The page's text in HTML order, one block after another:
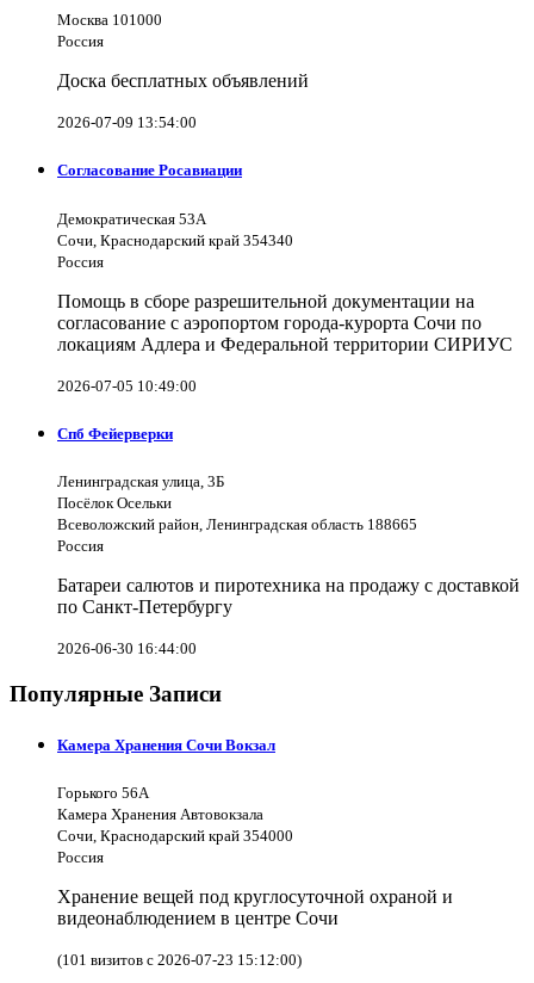
Москва 101000
Россия
Доска бесплатных объявлений
2026-07-09 13:54:00
Согласование Росавиации
Демократическая 53А
Сочи, Краснодарский край 354340
Россия
Помощь в сборе разрешительной документации на
согласование с аэропортом города-курорта Сочи по
локациям Адлера и Федеральной территории СИРИУС
2026-07-05 10:49:00
Спб Фейерверки
Ленинградская улица, 3Б
Посёлок Осельки
Всеволожский район, Ленинградская область 188665
Россия
Батареи салютов и пиротехника на продажу с доставкой
по Санкт-Петербургу
2026-06-30 16:44:00
Популярные Записи
Камера Хранения Сочи Вокзал
Горького 56А
Камера Хранения Автовокзала
Сочи, Краснодарский край 354000
Россия
Хранение вещей под круглосуточной охраной и
видеонаблюдением в центре Сочи
(101 визитов с 2026-07-23 15:12:00)